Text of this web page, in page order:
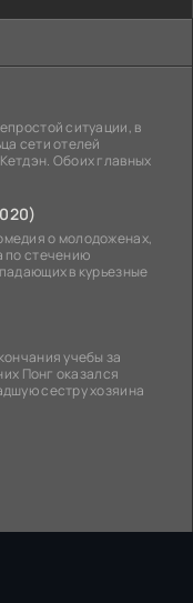
ситуации, в
сети отелей
Обоих главных
о молодоженах,
по стечению
в курьезные
учебы за
Понг оказался
сестру хозяина